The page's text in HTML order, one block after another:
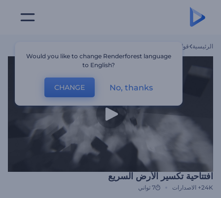
الرئيسية قوالب
افتتاحية تكسير الأرض السريع
24K+ الاصدارات 7 ثواني
Would you like to change Renderforest language
to English?
CHANGE No, thanks